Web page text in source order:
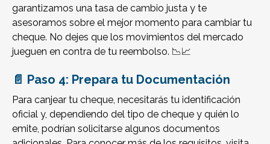
garantizamos una tasa de cambio justa y te
asesoramos sobre el mejor momento para cambiar tu
cheque. No dejes que los movimientos del mercado
jueguen en contra de tu reembolso. 📉📈
📄 Paso 4: Prepara tu Documentación
Para canjear tu cheque, necesitarás tu identificación
oficial y, dependiendo del tipo de cheque y quién lo
emite, podrían solicitarse algunos documentos